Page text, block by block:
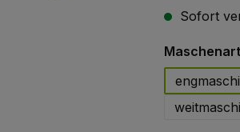
Sofort